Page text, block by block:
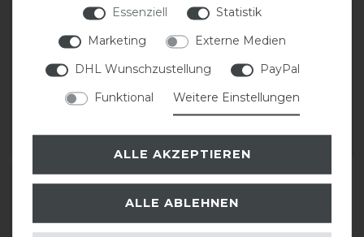
KASK Riders 22L
Backpack Vertigo
KASK Riders 22L
Backpack Vertigo
Essenziell
Statistik
Marketing
Externe Medien
DHL Wunschzustellung
PayPal
Funktional
Weitere Einstellungen
ALLE AKZEPTIEREN
ALLE ABLEHNEN